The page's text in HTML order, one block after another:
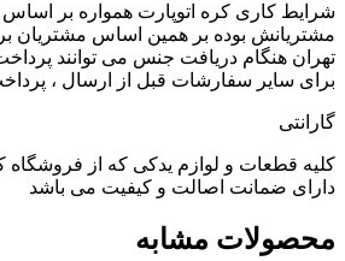
شرایط کاری کره اتوپارت همواره بر اساس
مشتریانش بوده بر همین اساس مشتریان
تهران هنگام دریافت جنس می توانند
برای سایر سفارشات قبل از ارسال ،
گارانتی
کلیه قطعات و لوازم یدکی که از فروشگاه
دارای ضمانت اصالت و کیفیت می باشد
محصولات مشابه